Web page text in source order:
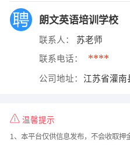
朗文英语培训学校
联系人： 苏老师
联系电话： ****
公司地址： 江苏省灌南
温馨提示
1、本平台仅供信息发布，不会收取押